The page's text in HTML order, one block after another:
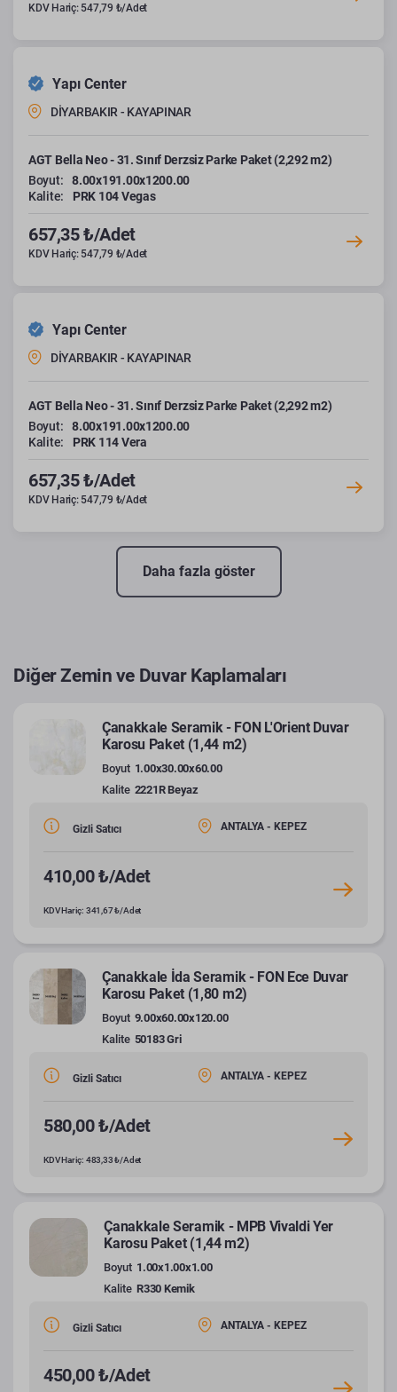
KDV Hariç: 547,79 ₺/Adet
Yapı Center
DİYARBAKIR - KAYAPINAR
AGT Bella Neo - 31. Sınıf Derzsiz Parke Paket (2,292 m2)
Boyut:
8.00x191.00x1200.00
Kalite:
PRK 104 Vegas
657,35 ₺/Adet
KDV Hariç: 547,79 ₺/Adet
Yapı Center
DİYARBAKIR - KAYAPINAR
AGT Bella Neo - 31. Sınıf Derzsiz Parke Paket (2,292 m2)
Boyut:
8.00x191.00x1200.00
Kalite:
PRK 114 Vera
657,35 ₺/Adet
KDV Hariç: 547,79 ₺/Adet
Daha fazla göster
Diğer Zemin ve Duvar Kaplamaları
Çanakkale Seramik - FON L'Orient Duvar
Karosu Paket (1,44 m2)
Boyut 1.00x30.00x60.00
Kalite 2221R Beyaz
Gizli Satıcı ANTALYA - KEPEZ
410,00 ₺/Adet
KDV Hariç: 341,67 ₺/Adet
Çanakkale İda Seramik - FON Ece Duvar
Karosu Paket (1,80 m2)
Boyut 9.00x60.00x120.00
Kalite 50183 Gri
Gizli Satıcı ANTALYA - KEPEZ
580,00 ₺/Adet
KDV Hariç: 483,33 ₺/Adet
Çanakkale Seramik - MPB Vivaldi Yer
Karosu Paket (1,44 m2)
Boyut 1.00x1.00x1.00
Kalite R330 Kemik
Gizli Satıcı ANTALYA - KEPEZ
450,00 ₺/Adet